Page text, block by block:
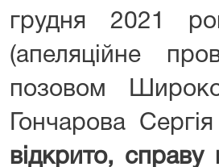
грудня 2021
(апеляційне
позовом
Гончарова
відкрито, справу